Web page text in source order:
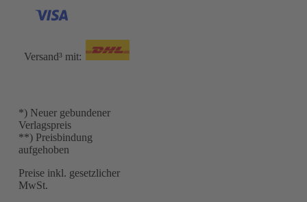
Versand³ mit:
*) Neuer gebundener
Verlagspreis
**) Preisbindung
aufgehoben
Preise inkl. gesetzlicher
MwSt.